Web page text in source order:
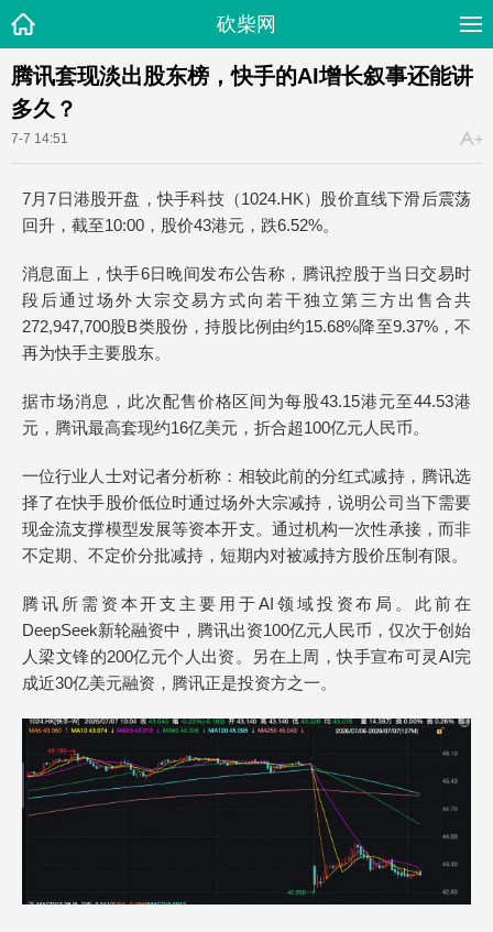
砍柴网
腾讯套现淡出股东榜，快手的AI增长叙事还能讲
多久？
7-7 14:51
7月7日港股开盘，快手科技（1024.HK）股价直线下滑后震荡
回升，截至10:00，股价43港元，跌6.52%。
消息面上，快手6日晚间发布公告称，腾讯控股于当日交易时
段后通过场外大宗交易方式向若干独立第三方出售合共
272,947,700股B类股份，持股比例由约15.68%降至9.37%，不
再为快手主要股东。
据市场消息，此次配售价格区间为每股43.15港元至44.53港
元，腾讯最高套现约16亿美元，折合超100亿元人民币。
一位行业人士对记者分析称：相较此前的分红式减持，腾讯选
择了在快手股价低位时通过场外大宗减持，说明公司当下需要
现金流支撑模型发展等资本开支。通过机构一次性承接，而非
不定期、不定价分批减持，短期内对被减持方股价压制有限。
腾讯所需资本开支主要用于AI领域投资布局。此前在
DeepSeek新轮融资中，腾讯出资100亿元人民币，仅次于创始
人梁文锋的200亿元个人出资。另在上周，快手宣布可灵AI完
成近30亿美元融资，腾讯正是投资方之一。